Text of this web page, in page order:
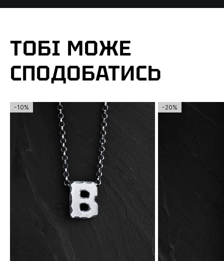
ТОБІ МОЖЕ
СПОДОБАТИСЬ
-10% -20%